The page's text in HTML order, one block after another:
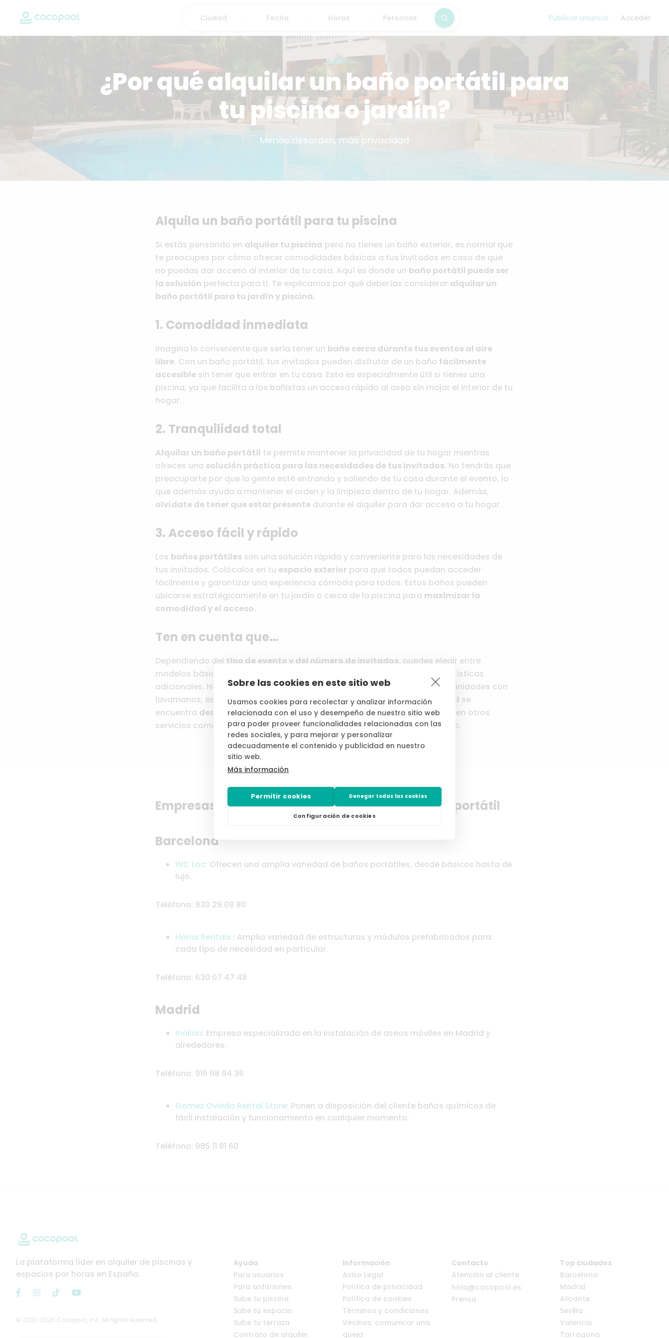
Sobre las cookies en este sitio web
Usamos cookies para recolectar y analizar información
relacionada con el uso y desempeño de nuestro sitio web
para poder proveer funcionalidades relacionadas con las
redes sociales, y para mejorar y personalizar
adecuadamente el contenido y publicidad en nuestro
sitio web.
Más información
Permitir cookies Denegar todas las cookies
Configuración de cookies
Fecha Horas Personas Buscar Publicar anuncio Acceder
¿Por qué alquilar un baño portátil para
tu piscina o jardín?
Menos desorden, más privacidad
Alquila un baño portátil para tu piscina
Si estás pensando en alquilar tu piscina pero no tienes un baño exterior, es normal que
te preocupes por cómo ofrecer comodidades básicas a tus invitados en caso de que
no puedas dar acceso al interior de tu casa. Aquí es donde un baño portátil puede ser
la solución perfecta para ti. Te explicamos por qué deberías considerar alquilar un
baño portátil para tu jardín y piscina.
1. Comodidad inmediata
Imagina lo conveniente que sería tener un baño cerca durante tus eventos al aire
libre. Con un baño portátil, tus invitados pueden disfrutar de un baño fácilmente
accesible sin tener que entrar en tu casa. Esto es especialmente útil si tienes una
piscina, ya que facilita a los bañistas un acceso rápido al aseo sin mojar el interior de tu
hogar.
2. Tranquilidad total
Alquilar un baño portátil te permite mantener la privacidad de tu hogar mientras
ofreces una solución práctica para las necesidades de tus invitados. No tendrás que
preocuparte por que la gente esté entrando y saliendo de tu casa durante el evento, lo
que además ayuda a mantener el orden y la limpieza dentro de tu hogar. Además,
olvídate de tener que estar presente durante el alquiler para dar acceso a tu hogar.
3. Acceso fácil y rápido
Los baños portátiles son una solución rápida y conveniente para las necesidades de
tus invitados. Colócalos en tu espacio exterior para que todos puedan acceder
fácilmente y garantizar una experiencia cómoda para todos. Estos baños pueden
ubicarse estratégicamente en tu jardín o cerca de la piscina para maximizar la
comodidad y el acceso.
Ten en cuenta que…
Dependiendo del tipo de evento y del número de invitados, puedes elegir entre
modelos básicos o más lujosos que ofrecen mayor comodidad y características
adicionales. Hay opciones que van desde baños químicos simples hasta unidades con
lavamanos, espejos y luz interior. Elprecio del alquiler de un baño portátil se
encuentra desde los 100-150€ al mesy muchos de los proveedores incluyen otros
servicios como el transporte, la instalación, la limpieza o el mantenimiento.
Empresas recomendadas para alquilar un baño portátil
Barcelona
WC Loc: Ofrecen una amplia variedad de baños portátiles, desde básicos hasta de
lujo.
Teléfono: 930 29 08 80
Homs Rentals : Amplia variedad de estructuras y módulos prefabricados para
cada tipo de necesidad en particular.
Teléfono: 630 07 47 48
Madrid
Inolian: Empresa especializada en la instalación de aseos móviles en Madrid y
alrededores.
Teléfono: 916 98 94 36
Gomez Oviedo Rental Store: Ponen a disposición del cliente baños químicos de
fácil instalación y funcionamiento en cualquier momento.
Teléfono: 985 11 81 60
La plataforma líder en alquiler de piscinas y
espacios por horas en España.
© 2022-2026 Cocopool, Inc. All rights reserved.
Ayuda
Para usuarios
Para anfitriones
Sube tu piscina
Sube tu espacio
Sube tu terraza
Contrato de alquiler
Información
Aviso Legal
Política de privacidad
Política de cookies
Términos y condiciones
Vecinos: comunicar una
queja
Contacto
Atención al cliente
hola@cocopool.es
Prensa
Top ciudades
Barcelona
Madrid
Alicante
Sevilla
Valencia
Tarragona